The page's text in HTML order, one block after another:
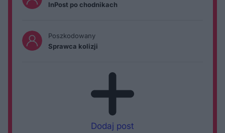
InPost po chodnikach
Poszkodowany
Sprawca kolizji
Dodaj post